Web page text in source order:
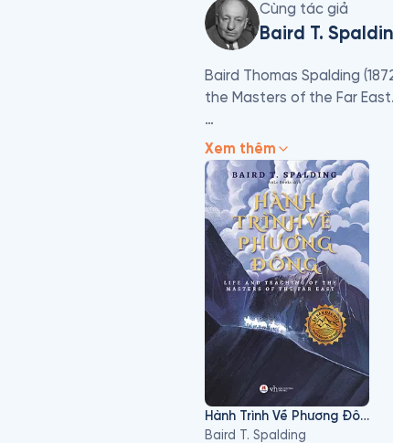
Cùng tác giả
Baird T.
Baird Thomas Spalding
the Masters of the Far East.
Mặc dù các cuốn sách của
Cohocton, New York vào
nước Mỹ. Spalding đã đến
1920 và sau đó một lần
của ông. Chi tiết tiểu sử
tại Arizona, các cáo phó
trong điều tra dân số Hoa
đó, thông thường người
trong giấy chứng nhận kết
di cư sang Mỹ sau đó.
Xem thêm
Hành Trình Về Phương Đông
Baird T. Spalding